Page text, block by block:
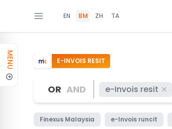
EN BM ZH TA
MENU E-INVOIS RESIT
OR AND e-Invois resit
Finexus Malaysia e-Invois runcit